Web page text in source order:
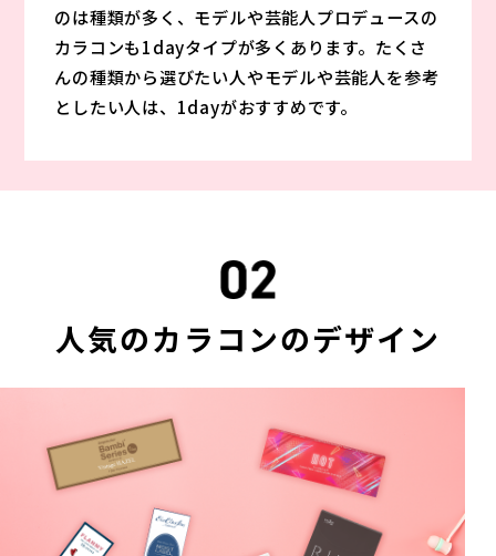
のは種類が多く、モデルや芸能人プロデュースの
カラコンも1dayタイプが多くあります。たくさ
んの種類から選びたい人やモデルや芸能人を参考
としたい人は、1dayがおすすめです。
人気のカラコンのデザイン